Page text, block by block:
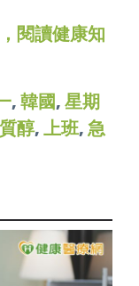
閱讀健康知
, 韓國, 星期
醇, 上班, 急